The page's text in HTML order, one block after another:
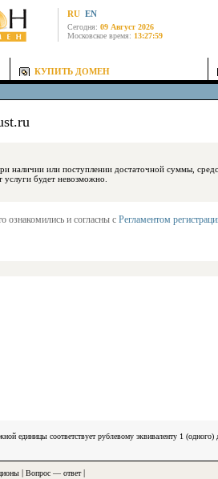
RU EN
Сегодня: 09 Август 2026
Московское время: 13:27:59
КУПИТЬ ДОМЕН
наличии или поступлении достаточной суммы, средства будут
услуги будет невозможно.
ознакомились и согласны с Регламентом
единицы соответствует рублевому эквиваленту 1
Вопрос — ответ|